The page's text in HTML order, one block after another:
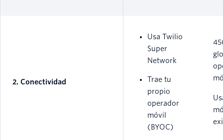
2. Conectividad
Usa Twilio
Super
Network
Trae tu
propio
operador
móvil
(BYOC)